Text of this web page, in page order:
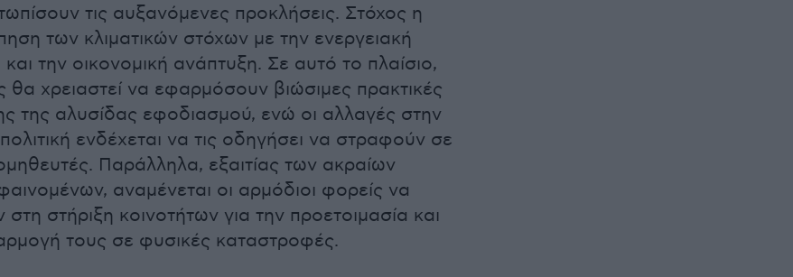
τις αυξανόμενες προκλήσεις. Στόχος η
των κλιματικών στόχων με την ενεργειακή
την οικονομική ανάπτυξη. Σε αυτό το πλαίσιο,
θα χρειαστεί να εφαρμόσουν βιώσιμες πρακτικές
της αλυσίδας εφοδιασμού, ενώ οι αλλαγές στην
ενδέχεται να τις οδηγήσει να στραφούν σε
Παράλληλα, εξαιτίας των ακραίων
αναμένεται οι αρμόδιοι φορείς να
στη στήριξη κοινοτήτων για την προετοιμασία και
τους σε φυσικές καταστροφές.